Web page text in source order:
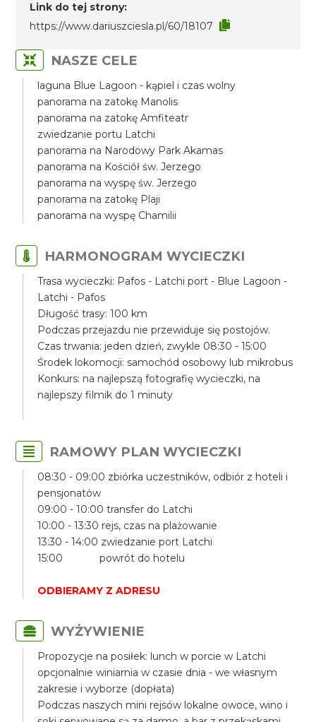
Link do tej strony:
https://www.dariuszciesla.pl/60/18107
NASZE CELE
laguna Blue Lagoon - kąpiel i czas wolny
panorama na zatokę Manolis
panorama na zatokę Amfiteatr
zwiedzanie portu Latchi
panorama na Narodowy Park Akamas
panorama na Kościół św. Jerzego
panorama na wyspę św. Jerzego
panorama na zatokę Plaji
panorama na wyspę Chamilii
HARMONOGRAM WYCIECZKI
Trasa wycieczki: Pafos - Latchi port - Blue Lagoon -
Latchi - Pafos
Długość trasy: 100 km
Podczas przejazdu nie przewiduje się postojów.
Czas trwania: jeden dzień, zwykle 08:30 - 15:00
Środek lokomocji: samochód osobowy lub mikrobus
Konkurs: na najlepszą fotografię wycieczki, na
najlepszy filmik do 1 minuty
RAMOWY PLAN WYCIECZKI
08:30 - 09:00 zbiórka uczestników, odbiór z hoteli i
pensjonatów
09:00 - 10:00 transfer do Latchi
10:00 - 13:30 rejs, czas na plażowanie
13:30 - 14:00 zwiedzanie port Latchi
15:00 powrót do hotelu
ODBIERAMY Z ADRESU
WYŻYWIENIE
Propozycje na posiłek: lunch w porcie w Latchi
opcjonalnie winiarnia w czasie dnia - we własnym
zakresie i wyborze (dopłata)
Podczas naszych mini rejsów lokalne owoce, wino i